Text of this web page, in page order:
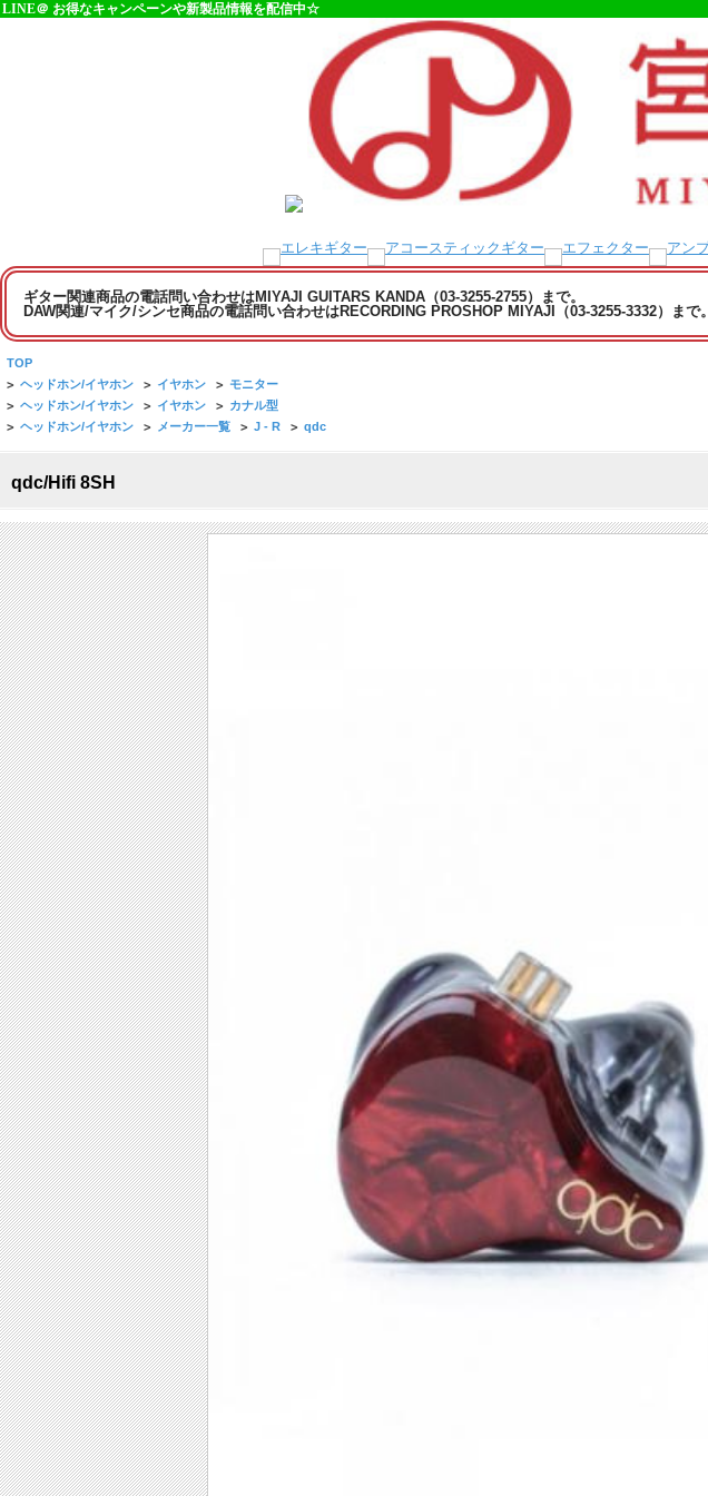
LINE＠ お得なキャンペーンや新製品情報を配信中☆
ギター関連商品の電話問い合わせはMIYAJI GUITARS KANDA（03-3255-2755）まで。
DAW関連/マイク/シンセ商品の電話問い合わせはRECORDING PROSHOP MIYAJI（03-3255-3332）まで。
TOP
> ヘッドホン/イヤホン > イヤホン > モニター
> ヘッドホン/イヤホン > イヤホン > カナル型
> ヘッドホン/イヤホン > メーカー一覧 > J - R > qdc
qdc/Hifi 8SH